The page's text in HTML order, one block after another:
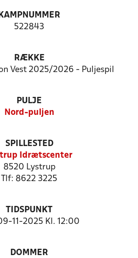
KAMPNUMMER
522843
RÆKKE
Vest 2025/2026 - Puljespil
PULJE
Nord-puljen
SPILLESTED
Idrætscenter
8520 Lystrup
Tlf: 8622 3225
TIDSPUNKT
11-2025 Kl. 12:00
DOMMER